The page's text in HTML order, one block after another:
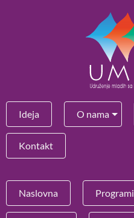
Ideja O nama
Kontakt
Naslovna Programi